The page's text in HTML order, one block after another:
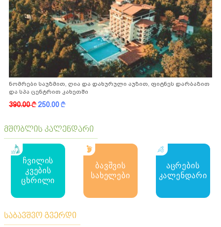
ნომრები საუზმით, ღია და დახურული აუზით, ფიტნეს დარბაზით
და სპა ცენტრით კახეთში
390.00k250.00k
მშობლის კალენდარი
ჩვილის
კვების
ცხრილი
ბავშვის
სახელები
აცრების
კალენდარი
საბავშვო გვერდი